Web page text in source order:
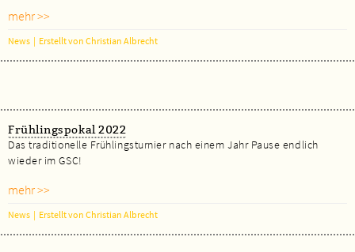
mehr >>
News | Erstellt von Christian Albrecht
Frühlingspokal 2022
Das traditionelle Frühlingsturnier nach einem Jahr Pause endlich
wieder im GSC!
mehr >>
News | Erstellt von Christian Albrecht